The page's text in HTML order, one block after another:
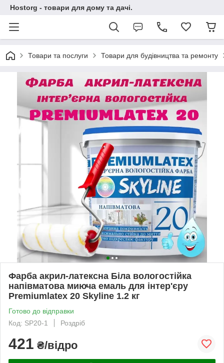
Hostorg - товари для дому та дачі.
Товари та послуги Товари для будівництва та ремонту
Фарба акрил-латексна Біла вологостійка
напівматова миюча емаль для інтер'єру
Premiumlatex 20 Skyline 1.2 кг
Готово до відправки
Код: SP20-1
Роздріб
421 ₴/відро